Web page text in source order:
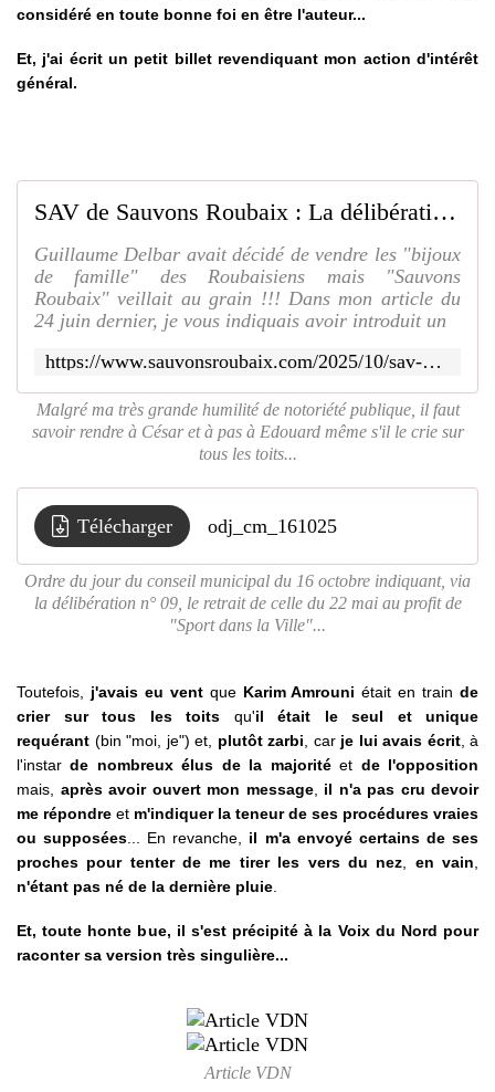
considéré en toute bonne foi en être l'auteur...
Et, j'ai écrit un petit billet revendiquant mon action d'intérêt
général.
SAV de Sauvons Roubaix : La délibération dite Sport dans la Ville sera retirée lors du prochain conseil municipal le 16 octobre !!! - SAUVONS ROUBAIX
Guillaume Delbar avait décidé de vendre les "bijoux
de famille" des Roubaisiens mais "Sauvons
Roubaix" veillait au grain !!! Dans mon article du
24 juin dernier, je vous indiquais avoir introduit un
https://www.sauvonsroubaix.com/2025/10/sav-de-sauvons-roubaix-la-deliberation-dite-sport-dans-la-ville-sera-retiree-lors-du-prochain-conseil-municipal-le-16-octobre.html
Malgré ma très grande humilité de notoriété publique, il faut
savoir rendre à César et à pas à Edouard même s'il le crie sur
tous les toits...
Télécharger odj_cm_161025
Ordre du jour du conseil municipal du 16 octobre indiquant, via
la délibération n° 09, le retrait de celle du 22 mai au profit de
"Sport dans la Ville"...
Toutefois, j'avais eu ventqueKarim Amrouni était en trainde
crier sur tous les toits qu'il était le seul et unique
requérant (bin "moi, je") et, plutôt zarbi , car je lui avais écrit, à
l'instarde nombreux élus de la majoritéet de l'opposition
mais, après avoir ouvert mon message, il n'a pas cru devoir
me répondre et m'indiquer la teneur de ses procédures vraies
ou supposées ... En revanche, il m'a envoyé certains de ses
proches pour tenter de me tirer les vers du nez
en vain
n'étant pas né de la dernière pluie
Et, toute honte bue, il s'est précipité à la Voix du Nord pour
raconter sa version très singulière...
Article VDN